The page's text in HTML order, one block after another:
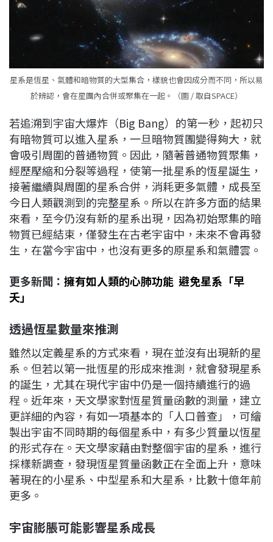
星系是恆星、氣體和暗物質的大型集合，樣貌也會因成分而不同，所以易
於辨認，會在星團內合併或聚集在一起。（圖 / 取自SPACE）
若追溯到宇宙大爆炸（Big Bang）的第一秒，起初只
有暗物質可以進入星系，一旦暗物質團變得夠大，就
會吸引周圍的普通物質。因此，隨著普通物質聚集，
經歷壓縮和分裂等過程，使第一批星系的恆星誕生，
接著繼續與周圍的星系合併，消耗更多氣體，成長至
今日人類觀測到的完整星系。所以在許多方面的結果
來看，至今仍沒有新的星系出現，因為初始聚集的暗
物質已經結束，僅發生在古老宇宙中，未來不會再發
生，在當今宇宙中，也沒有更多的原星系和氣體雲。
更多新聞： 擁有如人類的心肺功能 避免星系「早
夭」
透過恆星數量來推測
雖然以定義星系的方式來看，現在並沒有出現新的星
系。但若以第一批恆星的形成來推測，就會發現星系
的誕生，尤其在現代宇宙中仍是一個持續進行的過
程。近年來，天文學家對恆星質量函數的測量，建立
更詳細的內容，有如一項基本的「人口普查」，可繪
製出宇宙不同時期的每個星系中，有多少質量以恆星
的形式存在。天文學家藉由對整個宇宙的星系，進行
採樣新調查，發現恆星質量函數正在全面上升，意味
著現在的小星系、中型星系和大星系，比數十億年前
更多。
宇宙膨脹可能影響星系成長